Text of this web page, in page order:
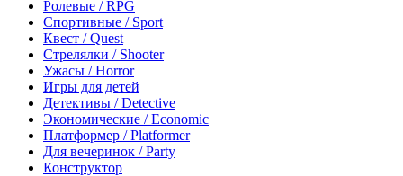
Ролевые / RPG
Спортивные / Sport
Квест / Quest
Стрелялки / Shooter
Ужасы / Horror
Игры для детей
Детективы / Detective
Экономические / Economic
Платформер / Platformer
Для вечеринок / Party
Конструктор